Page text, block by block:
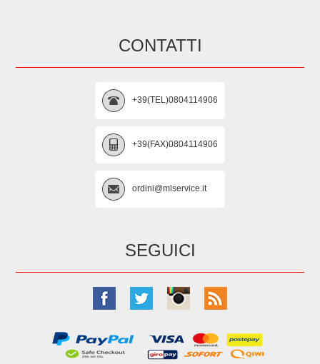
CONTATTI
+39(TEL)0804114906
+39(FAX)0804114906
ordini@mlservice.it
SEGUICI